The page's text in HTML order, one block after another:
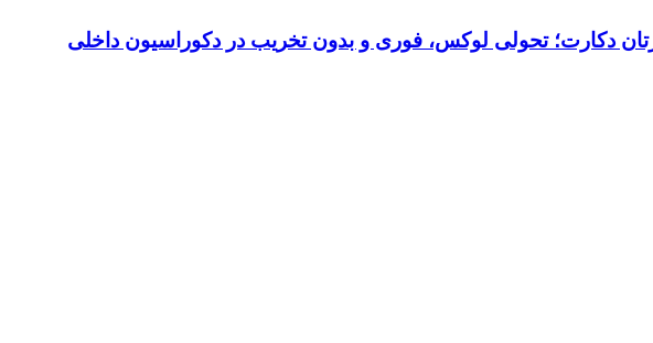
دکارت؛ تحولی لوکس، فوری و بدون تخریب در دکوراسیون داخلی